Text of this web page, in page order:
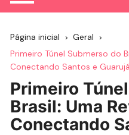
Página inicial
Geral
Primeiro Túnel Submerso do
Conectando Santos e Guarujá
Primeiro
Brasil: Uma
Conectando